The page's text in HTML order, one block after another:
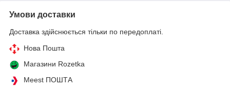
Умови доставки
Доставка здійснюється тільки по передоплаті.
Нова Пошта
Магазини Rozetka
Meest ПОШТА